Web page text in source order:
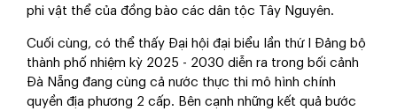
phi vật thể của đồng bào các dân tộc Tây Nguyên.
Cuối cùng, có thể thấy Đại hội đại biểu lần thứ I Đảng bộ
thành phố nhiệm kỳ 2025 - 2030 diễn ra trong bối cảnh
Đà Nẵng đang cùng cả nước thực thi mô hình chính
quyền địa phương 2 cấp. Bên cạnh những kết quả bước